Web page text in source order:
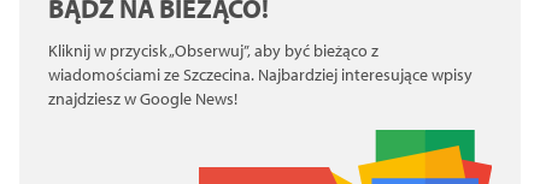
BĄDŹ NA BIEŻĄCO!
Kliknij w przycisk „Obserwuj”, aby być bieżąco z
wiadomościami ze Szczecina. Najbardziej interesujące wpisy
znajdziesz w Google News!